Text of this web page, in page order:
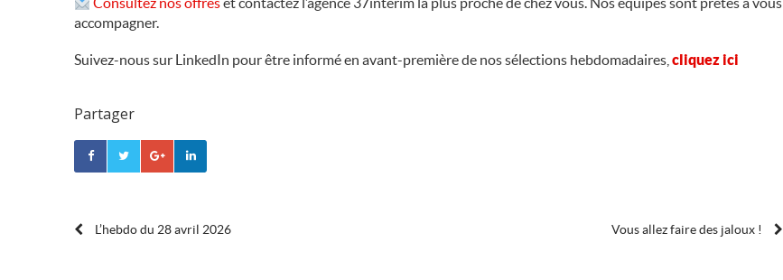
accompagner.
Suivez-nous sur LinkedIn pour être informé en avant-première de nos sélections hebdomadaires, cliquez ici
Partager
POST
L’hebdo du 28 avril 2026 Vous allez faire des jaloux !